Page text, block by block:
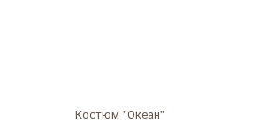
Костюм "Океан"